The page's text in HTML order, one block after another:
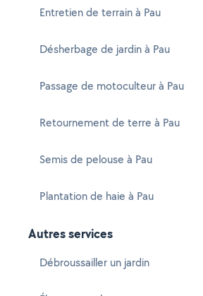
Entretien de terrain à Pau
Désherbage de jardin à Pau
Passage de motoculteur à Pau
Retournement de terre à Pau
Semis de pelouse à Pau
Plantation de haie à Pau
Autres services
Débroussailler un jardin